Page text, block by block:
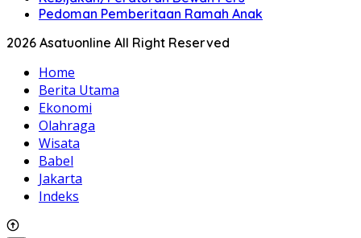
Pedoman Pemberitaan Ramah Anak
2026 Asatuonline All Right Reserved
Home
Berita Utama
Ekonomi
Olahraga
Wisata
Babel
Jakarta
Indeks